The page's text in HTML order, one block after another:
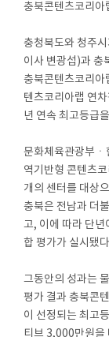
충북콘텐츠코리아
충청북도와 청주
이사 변광섭)과 충
충북콘텐츠코리아
텐츠코리아랩 연
년 연속 최고등급
문화체육관광부ㆍ
역기반형 콘텐츠
개의 센터를 대상
충북은 전남과 더
고, 이에 따라 단년
합 평가가 실시됐
그동안의 성과는
평가 결과 충북콘
이 선정되는 최고
티브 3,000만원을